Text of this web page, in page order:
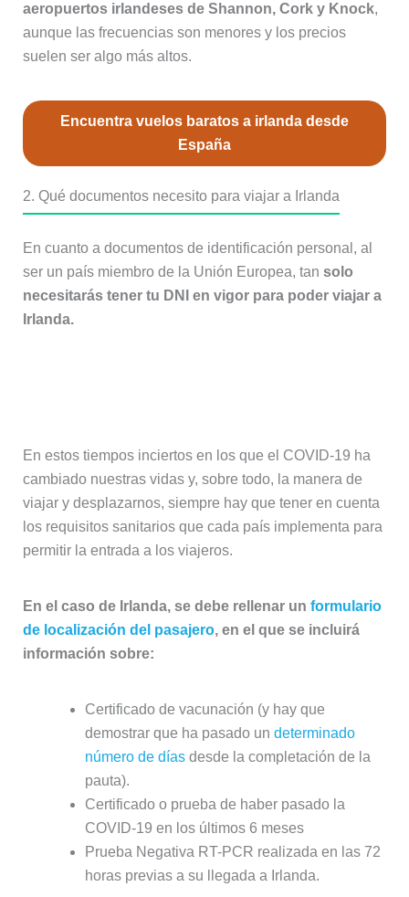
aeropuertos irlandeses de Shannon, Cork y Knock,
aunque las frecuencias son menores y los precios
suelen ser algo más altos.
Encuentra vuelos baratos a irlanda desde
España
2. Qué documentos necesito para viajar a Irlanda
En cuanto a documentos de identificación personal, al
ser un país miembro de la Unión Europea, tan solo
necesitarás tener tu DNI en vigor para poder viajar a
Irlanda.
En estos tiempos inciertos en los que el COVID-19 ha
cambiado nuestras vidas y, sobre todo, la manera de
viajar y desplazarnos, siempre hay que tener en cuenta
los requisitos sanitarios que cada país implementa para
permitir la entrada a los viajeros.
En el caso de Irlanda, se debe rellenar un formulario
de localización del pasajero, en el que se incluirá
información sobre:
Certificado de vacunación (y hay que
demostrar que ha pasado un determinado
número de díasdesde la completación de la
pauta).
Certificado o prueba de haber pasado la
COVID-19 en los últimos 6 meses
Prueba Negativa RT-PCR realizada en las 72
horas previas a su llegada a Irlanda.